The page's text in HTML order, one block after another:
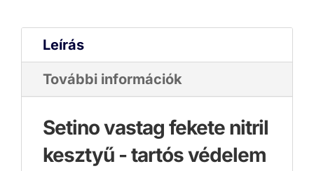
Leírás
További információk
Setino vastag fekete nitril
kesztyű - tartós védelem